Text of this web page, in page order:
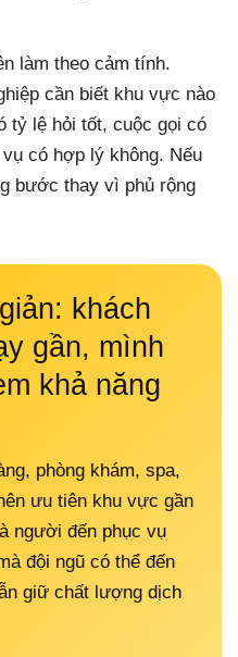
làm theo cảm tính.
cần biết khu vực nào
tỷ lệ hỏi tốt, cuộc gọi có
có hợp lý không. Nếu
bước thay vì phủ rộng
khách
gần, mình
khả năng
phòng khám, spa,
ưu tiên khu vực gần
người đến phục vụ
đội ngũ có thể đến
giữ chất lượng dịch